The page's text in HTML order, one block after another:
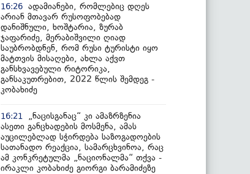
16:26 ადამიანები, რომლებიც დღეს
არიან მთავარ რუსოფობებად
დანიშნული, ხოშტარია, ზურაბ
ჯაფარიძე, მერაბიშვილი ღიად
საუბრობდნენ, რომ რუსი ტურისტი იყო
მატთვის მისაღები, ახლა აქვთ
განსხვავებული რიტორიკა,
განსაკუთრებით, 2022 წლის შემდეგ -
კობახიძე
16:21
„ნაცისგანაც“ კი ამაზრზენია
ასეთი განცხადების მოსმენა, ამას
აუცილებლად სჭირდება საზოგადოების
სათანადო რეაქცია, სამარცხვინოა, რაც
ამ კონკრეტულმა „ნაციონალმა“ თქვა -
ირაკლი კობახიძე გიორგი ბარამიძეზე